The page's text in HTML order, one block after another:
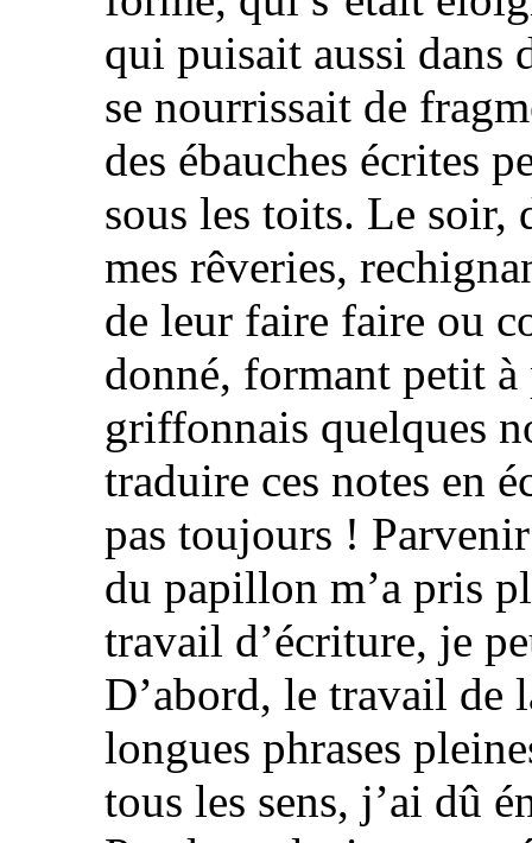
qui puisait aussi dans
se nourrissait de
des ébauches écrites
sous les toits. Le soir,
mes rêveries,
de leur faire faire ou
donné, formant petit à
griffonnais quelques
traduire ces notes en
pas toujours !
du papillon m’a pris
travail d’écriture, je
D’abord, le travail de
longues phrases
tous les sens, j’ai dû